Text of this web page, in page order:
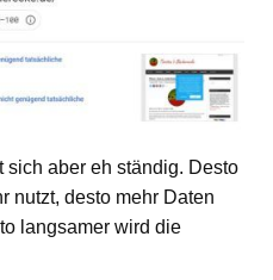
sich aber eh ständig. Desto
nutzt, desto mehr Daten
langsamer wird die